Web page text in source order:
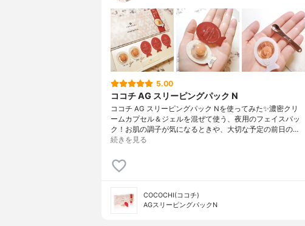
5.00
ココチ AG スリーピングパック N
ココチ AG スリーピングパック Nを使ってみた✨濃密クリ
ームカプセル＆ジェルを混ぜて使う、夜用のフェイスパッ
ク！お肌の調子が気になるときや、大切な予定の前日の…
続きを見る
COCOCHI(ココチ)
AGスリーピングパックN